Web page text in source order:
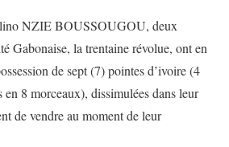
NZIE BOUSSOUGOU, deux
Gabonaise, la trentaine révolue, ont en
de sept (7) pointes d’ivoire (4
en 8 morceaux), dissimulées dans leur
de vendre au moment de leur